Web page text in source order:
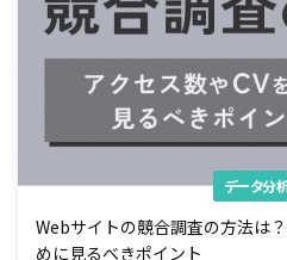
データ分
Webサイトの競合調査の方法は
めに見るべきポイント